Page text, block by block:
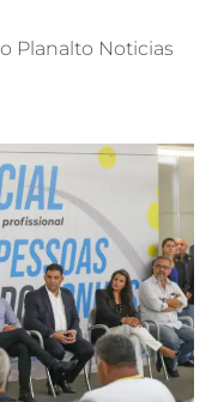
Planalto Noticias